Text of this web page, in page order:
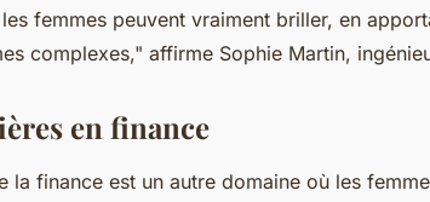
femmes peuvent vraiment briller, en
complexes," affirme Sophie Martin,
en finance
la finance est un autre domaine où les